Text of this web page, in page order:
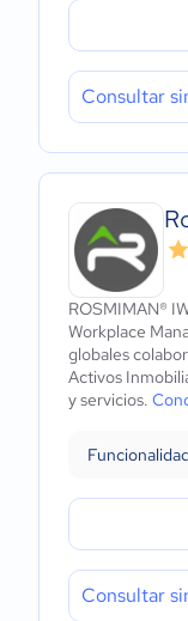
Consultar
ROSMIMAN®
Workplace
globales
Activos
y servicios.
Consultar